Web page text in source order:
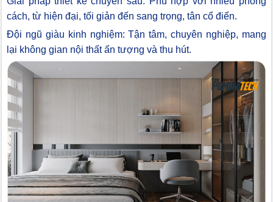
cách, từ hiện đại, tối giản đến sang trọng, tân cổ điển.
Đội ngũ giàu kinh nghiệm: Tận tâm, chuyên nghiệp, mang
lại không gian nội thất ấn tượng và thu hút.